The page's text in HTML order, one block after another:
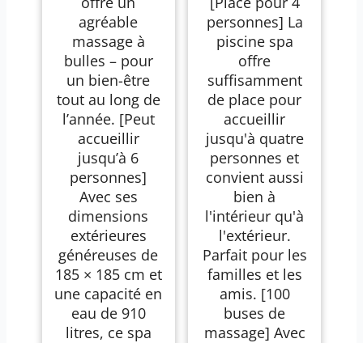
agréable
massage à
bulles – pour
un bien-être
tout au long de
l’année. [Peut
accueillir
jusqu’à 6
personnes]
Avec ses
dimensions
extérieures
généreuses de
185 × 185 cm et
une capacité en
eau de 910
litres, ce spa
personnes] La
piscine spa
offre
suffisamment
de place pour
accueillir
jusqu'à quatre
personnes et
convient aussi
bien à
l'intérieur qu'à
l'extérieur.
Parfait pour les
familles et les
amis. [100
buses de
massage] Avec